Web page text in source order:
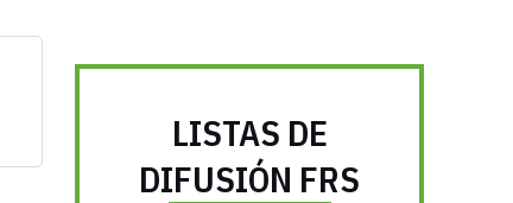
LISTAS DE
DIFUSIÓN FRS